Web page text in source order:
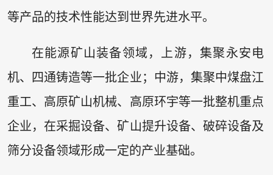
等产品的技术性能达到世界先进水平。
在能源矿山装备领域，上游，集聚永安电
机、四通铸造等一批企业；中游，集聚中煤盘江
重工、高原矿山机械、高原环宇等一批整机重点
企业，在采掘设备、矿山提升设备、破碎设备及
筛分设备领域形成一定的产业基础。